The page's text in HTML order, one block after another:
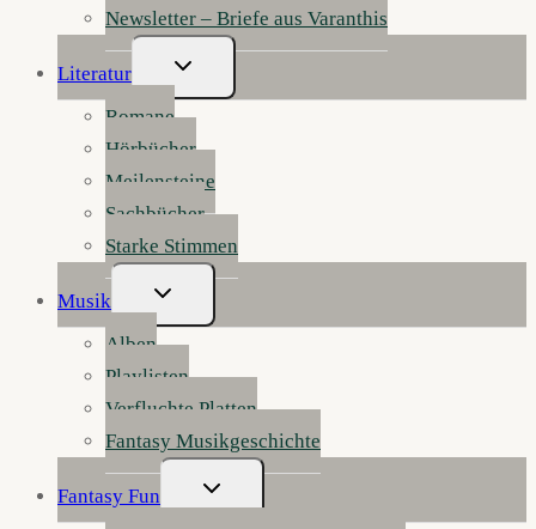
Newsletter – Briefe aus Varanthis
Literatur
Untermenü
Umschalten
Romane
Hörbücher
Meilensteine
Sachbücher
Starke Stimmen
Musik
Untermenü
Umschalten
Alben
Playlisten
Verfluchte Platten
Fantasy Musikgeschichte
Fantasy Fun
Untermenü
Umschalten